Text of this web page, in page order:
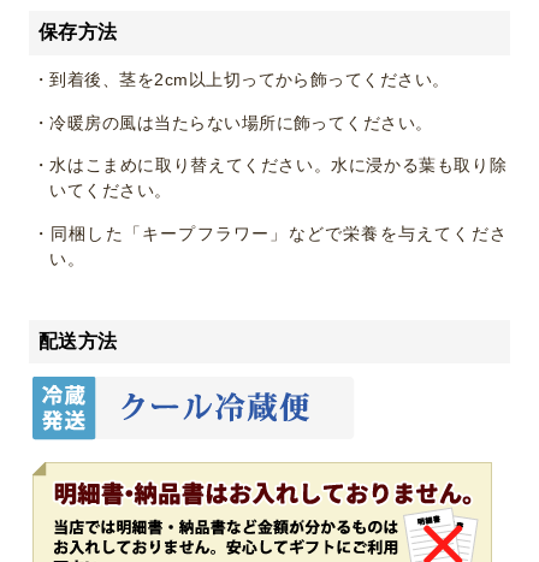
保存方法
・到着後、茎を2cm以上切ってから飾ってください。
・冷暖房の風は当たらない場所に飾ってください。
・水はこまめに取り替えてください。水に浸かる葉も取り除
いてください。
・同梱した「キープフラワー」などで栄養を与えてくださ
い。
配送方法